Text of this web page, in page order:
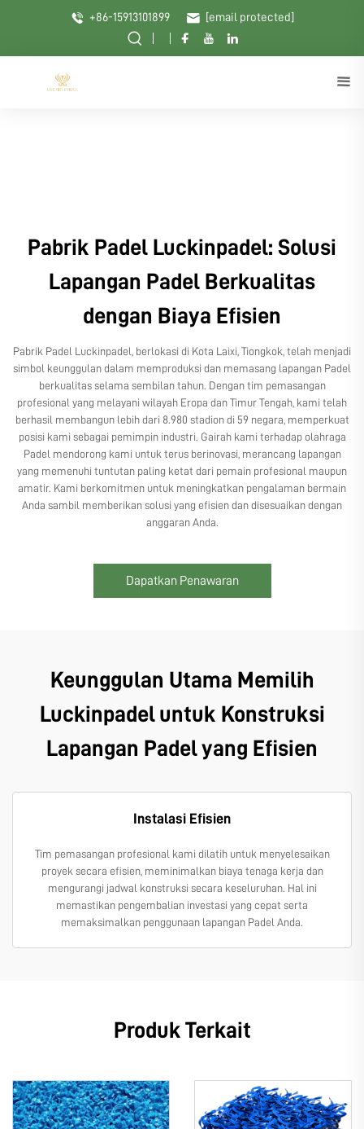
+86-15913101899 [email protected]
Pabrik Padel Luckinpadel: Solusi
Lapangan Padel Berkualitas
dengan Biaya Efisien
Pabrik Padel Luckinpadel, berlokasi di Kota Laixi, Tiongkok, telah menjadi
simbol keunggulan dalam memproduksi dan memasang lapangan Padel
berkualitas selama sembilan tahun. Dengan tim pemasangan
profesional yang melayani wilayah Eropa dan Timur Tengah, kami telah
berhasil membangun lebih dari 8.980 stadion di 59 negara, memperkuat
posisi kami sebagai pemimpin industri. Gairah kami terhadap olahraga
Padel mendorong kami untuk terus berinovasi, merancang lapangan
yang memenuhi tuntutan paling ketat dari pemain profesional maupun
amatir. Kami berkomitmen untuk meningkatkan pengalaman bermain
Anda sambil memberikan solusi yang efisien dan disesuaikan dengan
anggaran Anda.
Dapatkan Penawaran
Keunggulan Utama Memilih
Luckinpadel untuk Konstruksi
Lapangan Padel yang Efisien
Instalasi Efisien
Tim pemasangan profesional kami dilatih untuk menyelesaikan
proyek secara efisien, meminimalkan biaya tenaga kerja dan
mengurangi jadwal konstruksi secara keseluruhan. Hal ini
memastikan pengembalian investasi yang cepat serta
memaksimalkan penggunaan lapangan Padel Anda.
Produk Terkait